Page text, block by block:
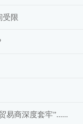
受限
易商深度套牢”......